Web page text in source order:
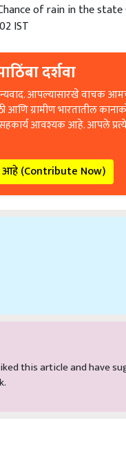
of rain in the state
IST
दर्शवा
आपल्यासारखे वाचक
आणि ग्रामीण भारतातील
आवश्यक आहे. आपले
(Contribute Now)
this article and have